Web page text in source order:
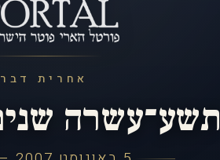
אחרית דבר